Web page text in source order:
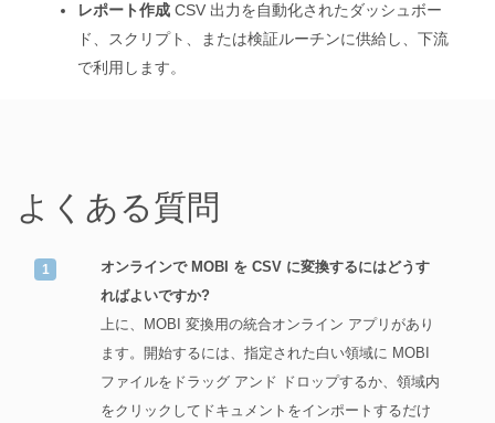
レポート作成 CSV 出力を自動化されたダッシュボー
ド、スクリプト、または検証ルーチンに供給し、下流
で利用します。
よくある質問
オンラインで MOBI を CSV に変換するにはどうす
ればよいですか?
上に、MOBI 変換用の統合オンライン アプリがあり
ます。開始するには、指定された白い領域に MOBI
ファイルをドラッグ アンド ドロップするか、領域内
をクリックしてドキュメントをインポートするだけ